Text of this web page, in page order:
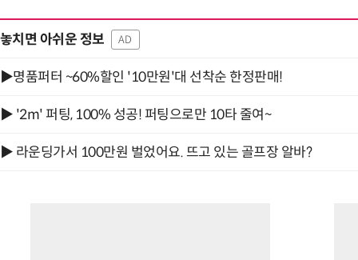
놓치면 아쉬운 정보 AD
▶명품퍼터 ~60%할인 '10만원'대 선착순 한정판매!
▶ '2m' 퍼팅, 100% 성공! 퍼팅으로만 10타 줄여~
▶ 라운딩가서 100만원 벌었어요. 뜨고 있는 골프장 알바?